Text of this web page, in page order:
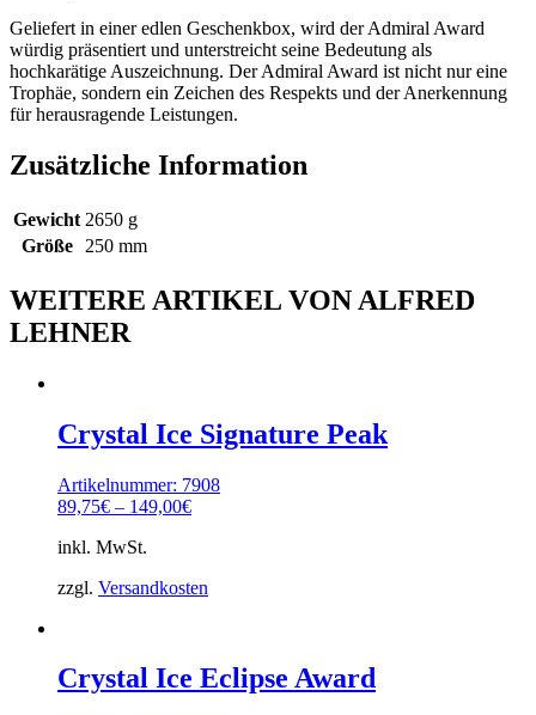
Geliefert in einer edlen Geschenkbox, wird der Admiral Award
würdig präsentiert und unterstreicht seine Bedeutung als
hochkarätige Auszeichnung. Der Admiral Award ist nicht nur eine
Trophäe, sondern ein Zeichen des Respekts und der Anerkennung
für herausragende Leistungen.
Zusätzliche Information
Gewicht 2650 g
Größe
250 mm
WEITERE ARTIKEL VON ALFRED
LEHNER
Crystal Ice Signature Peak
Artikelnummer: 7908
89,75€ – 149,00€
inkl. MwSt.
zzgl. Versandkosten
Crystal Ice Eclipse Award